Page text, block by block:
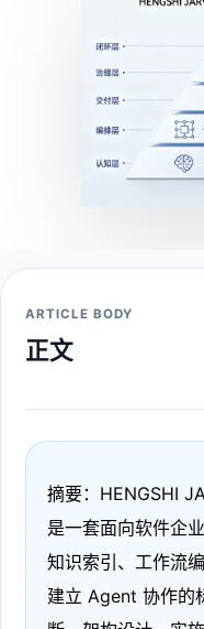
ARTICLE BODY
正文
摘要：HENGSHI
是一套面向软件企
知识索引、工作流
建立 Agent 协作的